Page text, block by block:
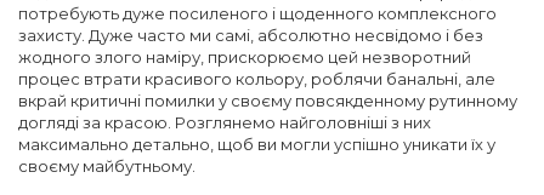
потребують дуже посиленого і щоденного комплексного
захисту. Дуже часто ми самі, абсолютно несвідомо і без
жодного злого наміру, прискорюємо цей незворотний
процес втрати красивого кольору, роблячи банальні, але
вкрай критичні помилки у своєму повсякденному рутинному
догляді за красою. Розглянемо найголовніші з них
максимально детально, щоб ви могли успішно уникати їх у
своєму майбутньому.